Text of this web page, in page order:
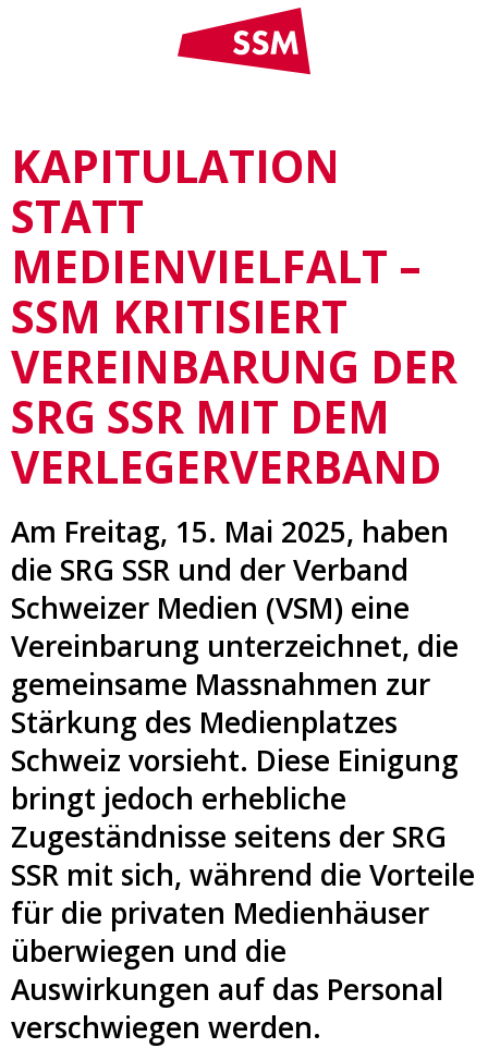
KAPITULATION
STATT
MEDIENVIELFALT –
SSM KRITISIERT
VEREINBARUNG DER
SRG SSR MIT DEM
VERLEGERVERBAND
Am Freitag, 15. Mai 2025, haben
die SRG SSR und der Verband
Schweizer Medien (VSM) eine
Vereinbarung unterzeichnet, die
gemeinsame Massnahmen zur
Stärkung des Medienplatzes
Schweiz vorsieht. Diese Einigung
bringt jedoch erhebliche
Zugeständnisse seitens der SRG
SSR mit sich, während die Vorteile
für die privaten Medienhäuser
überwiegen und die
Auswirkungen auf das Personal
verschwiegen werden.